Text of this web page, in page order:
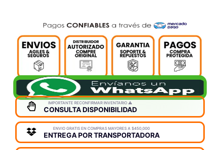
IMPORTANTE RECONFIRMAR INVENTARIO ⚠️
CONSULTA DISPONIBILIDAD
ENVIO GRATIS EN COMPRAS MAYORES A $450,000
ENTREGA POR TRANSPORTADORA